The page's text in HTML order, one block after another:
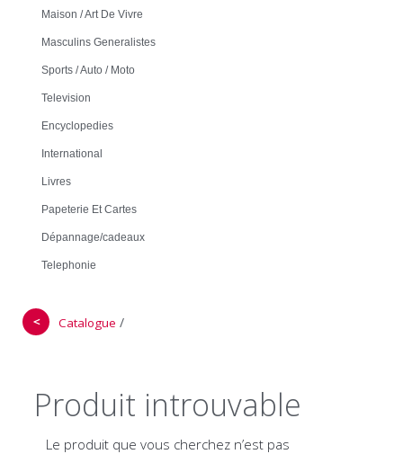
Maison / Art De Vivre
Masculins Generalistes
Sports / Auto / Moto
Television
Encyclopedies
International
Livres
Papeterie Et Cartes
Dépannage/cadeaux
Telephonie
＜ Catalogue /
Produit introuvable
Le produit que vous cherchez n’est pas